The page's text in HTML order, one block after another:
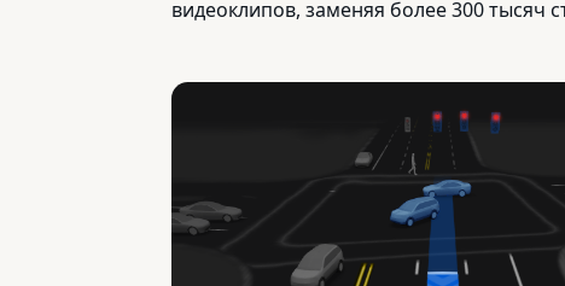
видеоклипов, заменяя более 300 тысяч